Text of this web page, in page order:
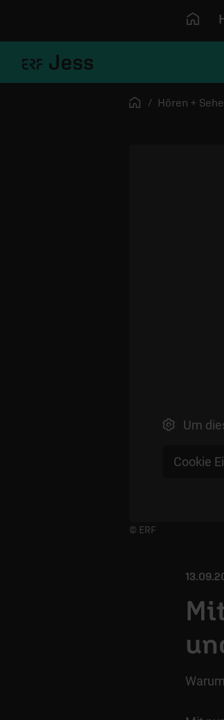
Startseite
Hören +
Um
Cookie
Player starten/
© ERF